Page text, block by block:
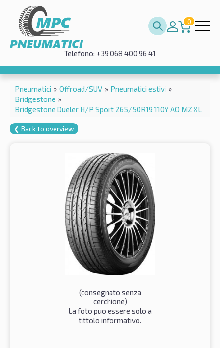
0
Telefono: +39 068 400 96 41
Pneumatici » Offroad/SUV » Pneumatici estivi »
Bridgestone »
Bridgestone Dueler H/P Sport 265/50R19 110Y AO MZ XL
❮ Back to overview
(consegnato senza
cerchione)
La foto puo essere solo a
tittolo informativo.